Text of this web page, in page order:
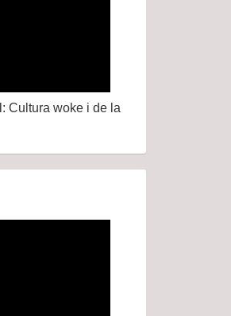
Cultura woke i de la